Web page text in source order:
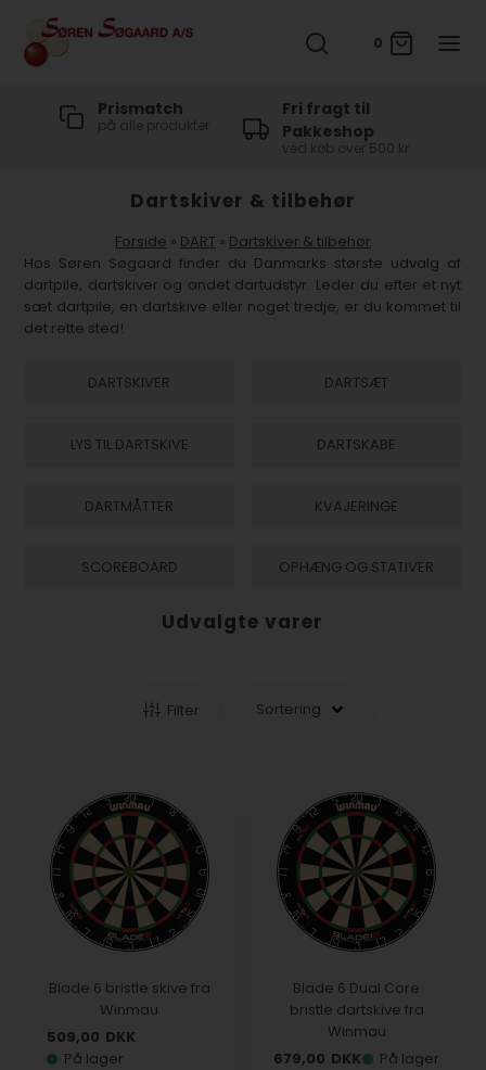
0
Fri fragt til
Pakkeshop
Sikker handel
med e-mærke certifikat
Dartskiver & tilbehør
Forside » DART » Dartskiver & tilbehør
Hos Søren Søgaard finder du Danmarks største udvalg af
dartpile, dartskiver og andet dartudstyr. Leder du efter et nyt
sæt dartpile, en dartskive eller noget tredje, er du kommet til
det rette sted!
DARTSKIVER DARTSÆT
LYS TIL DARTSKIVE DARTSKABE
DARTMÅTTER KVAJERINGE
SCOREBOARD OPHÆNG OG STATIVER
Udvalgte varer
Filter
Blade 6 bristle skive fra
Winmau
509,00 DKK
På lager
Blade 6 Dual Core
bristle dartskive fra
Winmau
679,00 DKK På lager